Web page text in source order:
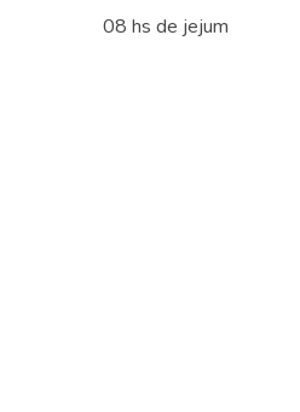
08 hs de jejum